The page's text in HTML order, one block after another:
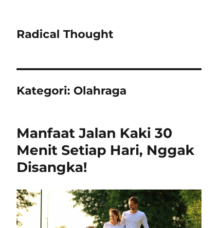
Radical Thought
Kategori: Olahraga
Manfaat Jalan Kaki 30
Menit Setiap Hari, Nggak
Disangka!